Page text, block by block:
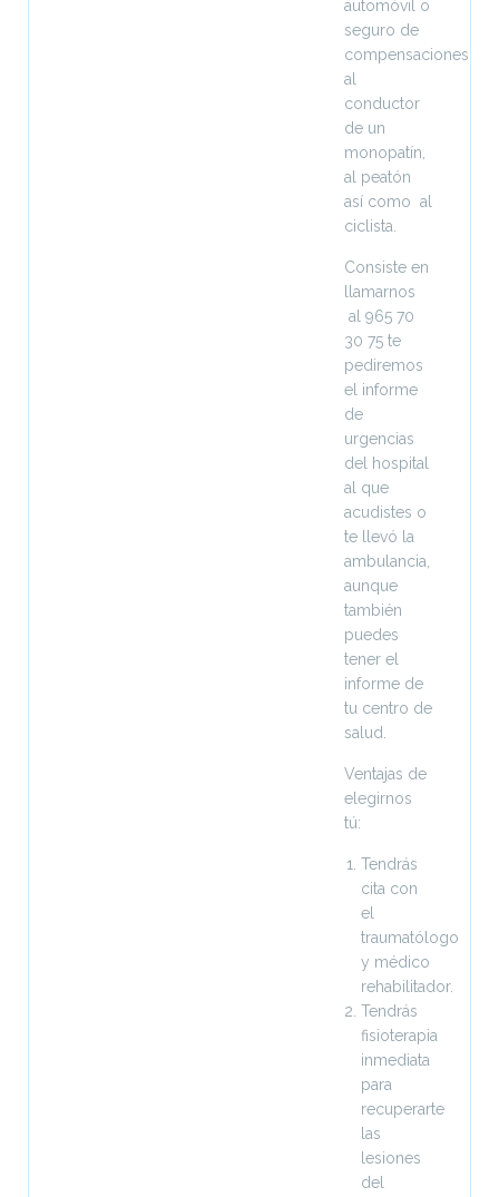
automóvil o
seguro de
compensaciones
al
conductor
de un
monopatín,
al peatón
así como al
ciclista.
Consiste en
llamarnos
al 965 70
30 75 te
pediremos
el informe
de
urgencias
del hospital
al que
acudistes o
te llevó la
ambulancia,
aunque
también
puedes
tener el
informe de
tu centro de
salud.
Ventajas de
elegirnos
tú:
Tendrás
cita con
el
traumatólogo
y médico
rehabilitador.
Tendrás
fisioterapia
inmediata
para
recuperarte
las
lesiones
del